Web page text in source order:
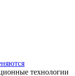
технологии